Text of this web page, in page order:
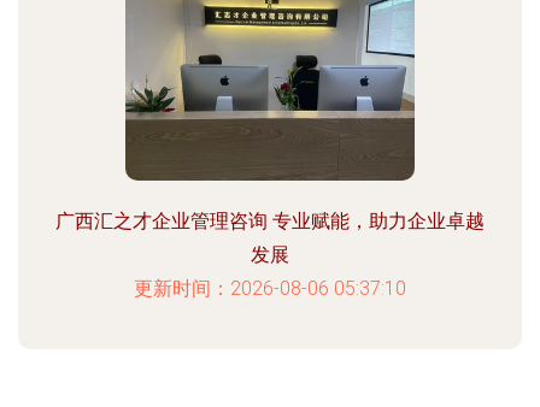
广西汇之才企业管理咨询 专业赋能，助力企业卓越
发展
更新时间：2026-08-06 05:37:10